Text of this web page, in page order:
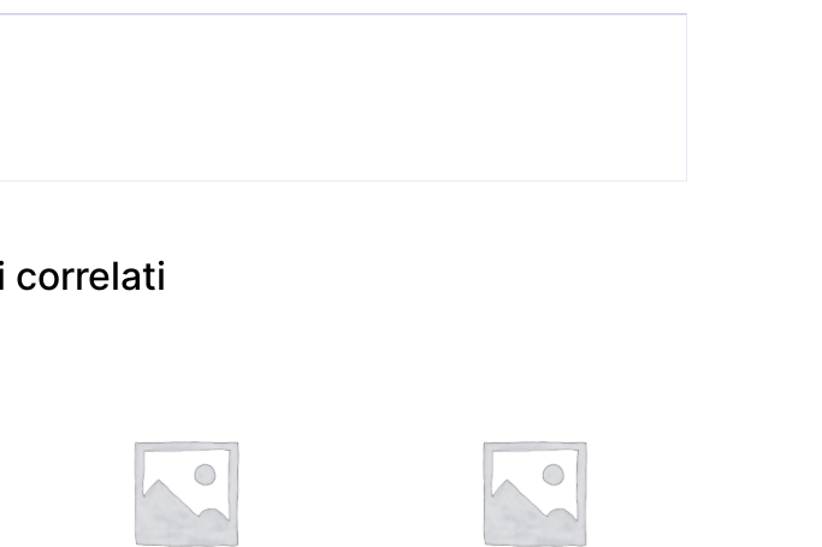
correlati